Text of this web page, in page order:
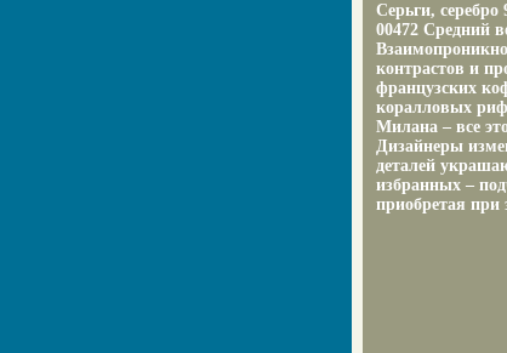
Серьги,
00472 Средний
контрастов и
французских
коралловых
Милана – все
Дизайнеры
деталей
избранных –
приобретая при